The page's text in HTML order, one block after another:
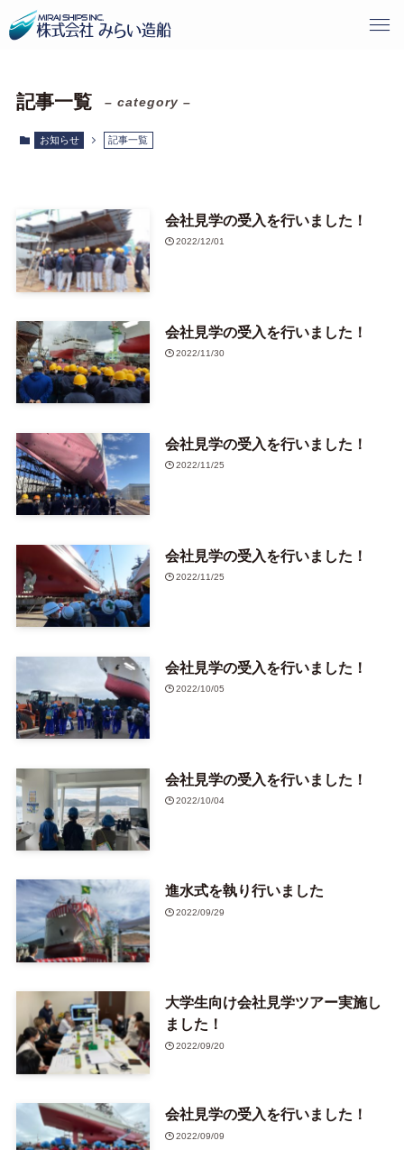
記事一覧 – category –
お知らせ 記事一覧
会社見学の受入を行いました！
2022/12/01
会社見学の受入を行いました！
2022/11/30
会社見学の受入を行いました！
2022/11/25
会社見学の受入を行いました！
2022/11/25
会社見学の受入を行いました！
2022/10/05
会社見学の受入を行いました！
2022/10/04
進水式を執り行いました
2022/09/29
大学生向け会社見学ツアー実施し
ました！
2022/09/20
会社見学の受入を行いました！
2022/09/09